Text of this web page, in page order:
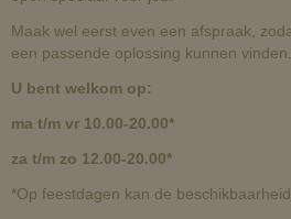
Maak wel eerst even een afspraak,
een passende oplossing kunnen vinden.
U bent welkom op:
ma t/m vr 10.00-20.00*
za t/m zo 12.00-20.00*
*Op feestdagen kan de beschikbaarheid